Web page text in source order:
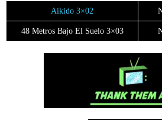
Aikido 3×02
48 Metros Bajo El Suelo 3×03